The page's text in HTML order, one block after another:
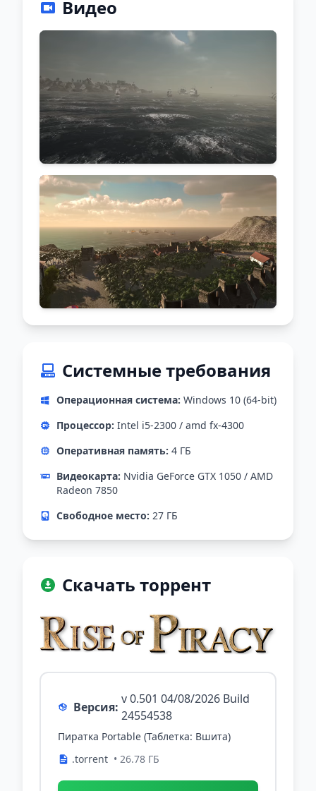
Видео
Системные требования
Операционная система: Windows 10 (64-bit)
Процессор: Intel i5-2300 / amd fx-4300
Оперативная память: 4 ГБ
Видеокарта: Nvidia GeForce GTX 1050 / AMD
Radeon 7850
Свободное место: 27 ГБ
Скачать торрент
Версия:
v 0.501 04/08/2026 Build
24554538
Пиратка Portable (Таблетка: Вшита)
.torrent • 26.78 ГБ